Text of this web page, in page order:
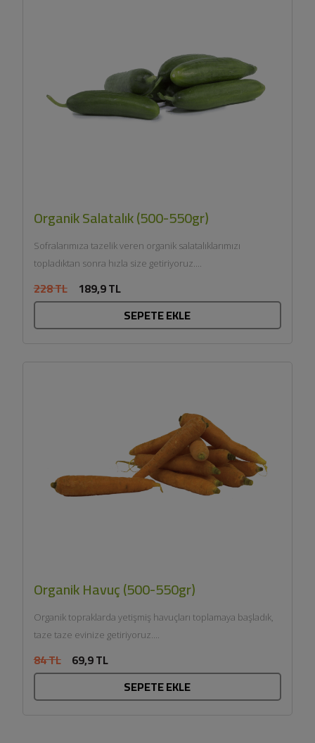
Organik Salatalık (500-550gr)
Sofralarımıza tazelik veren organik salatalıklarımızı
topladıktan sonra hızla size getiriyoruz....
228 TL 189,9 TL
SEPETE EKLE
Organik Havuç (500-550gr)
Organik topraklarda yetişmiş havuçları toplamaya başladık,
taze taze evinize getiriyoruz....
84 TL 69,9 TL
SEPETE EKLE